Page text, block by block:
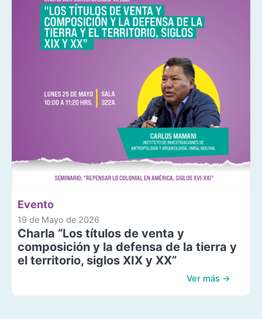
Evento
19 de Mayo de 2026
Charla “Los títulos de venta y
composición y la defensa de la tierra y
el territorio, siglos XIX y XX”
Ver más →